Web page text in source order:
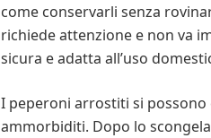
come conservarli senza
richiede attenzione e non va
sicura e adatta all’uso
I peperoni arrostiti si
ammorbiditi. Dopo lo